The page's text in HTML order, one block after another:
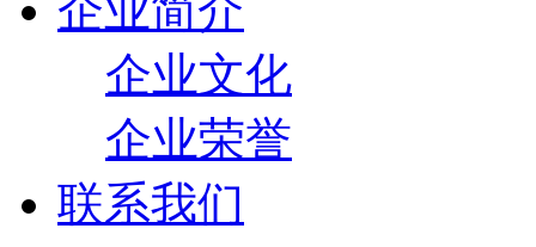
企业文化
企业荣誉
联系我们